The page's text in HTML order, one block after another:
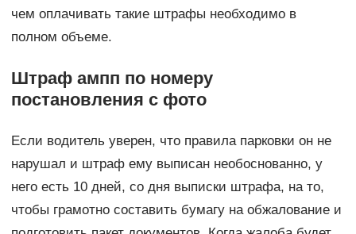
чем оплачивать такие штрафы необходимо в
полном объеме.
Штраф ампп по номеру
постановления с фото
Если водитель уверен, что правила парковки он не
нарушал и штраф ему выписан необоснованно, у
него есть 10 дней, со дня выписки штрафа, на то,
чтобы грамотно составить бумагу на обжалование и